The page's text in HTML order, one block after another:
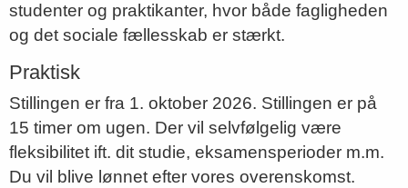
studenter og praktikanter, hvor både fagligheden
og det sociale fællesskab er stærkt.
Praktisk
Stillingen er fra 1. oktober 2026. Stillingen er på
15 timer om ugen. Der vil selvfølgelig være
fleksibilitet ift. dit studie, eksamensperioder m.m.
Du vil blive lønnet efter vores overenskomst.